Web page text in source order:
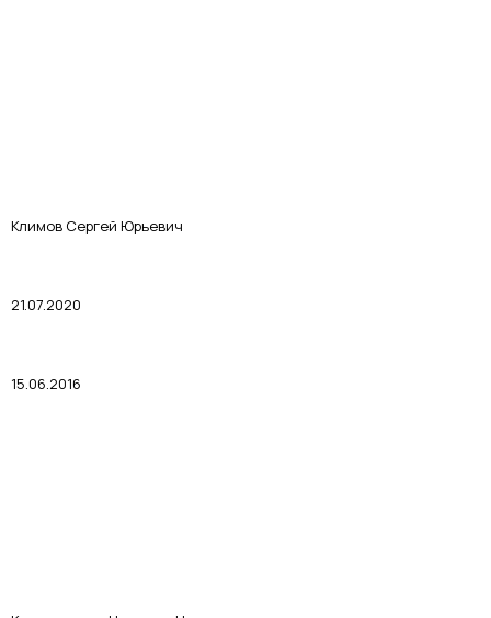
Климов Сергей Юрьевич
21.07.2020
15.06.2016